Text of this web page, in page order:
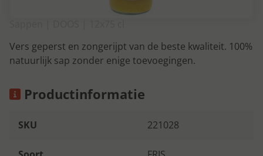
Vers geperst en zongerijpt van de beste kwaliteit. 100%
natuurlijk sap zonder enige toevoegingen.
Productinformatie
SKU 221028